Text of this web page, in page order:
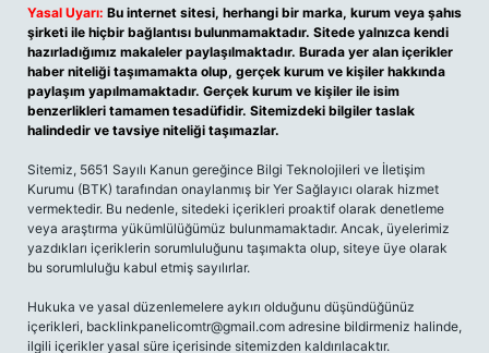
Yasal Uyarı: Bu internet sitesi, herhangi bir marka, kurum veya şahıs
şirketi ile hiçbir bağlantısı bulunmamaktadır. Sitede yalnızca kendi
hazırladığımız makaleler paylaşılmaktadır. Burada yer alan içerikler
haber niteliği taşımamakta olup, gerçek kurum ve kişiler hakkında
paylaşım yapılmamaktadır. Gerçek kurum ve kişiler ile isim
benzerlikleri tamamen tesadüfidir. Sitemizdeki bilgiler taslak
halindedir ve tavsiye niteliği taşımazlar.
Sitemiz, 5651 Sayılı Kanun gereğince Bilgi Teknolojileri ve İletişim
Kurumu (BTK) tarafından onaylanmış bir Yer Sağlayıcı olarak hizmet
vermektedir. Bu nedenle, sitedeki içerikleri proaktif olarak denetleme
veya araştırma yükümlülüğümüz bulunmamaktadır. Ancak, üyelerimiz
yazdıkları içeriklerin sorumluluğunu taşımakta olup, siteye üye olarak
bu sorumluluğu kabul etmiş sayılırlar.
Hukuka ve yasal düzenlemelere aykırı olduğunu düşündüğünüz
içerikleri, backlinkpanelicomtr@gmail.com adresine bildirmeniz halinde,
ilgili içerikler yasal süre içerisinde sitemizden kaldırılacaktır.